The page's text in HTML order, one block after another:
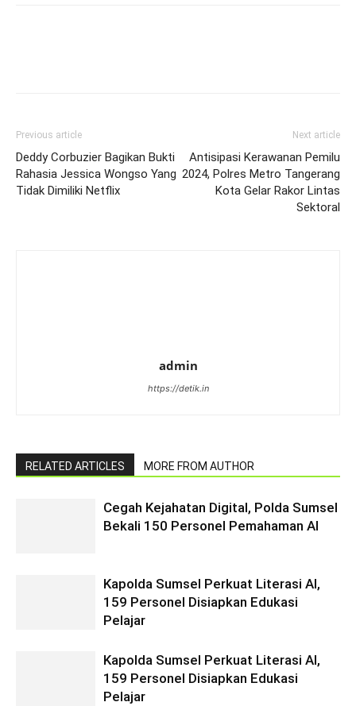
Previous article
Deddy Corbuzier Bagikan Bukti
Rahasia Jessica Wongso Yang
Tidak Dimiliki Netflix
Next article
Antisipasi Kerawanan Pemilu
2024, Polres Metro Tangerang
Kota Gelar Rakor Lintas
Sektoral
admin
https://detik.in
RELATED ARTICLES MORE FROM AUTHOR
Cegah Kejahatan Digital, Polda Sumsel
Bekali 150 Personel Pemahaman AI
Kapolda Sumsel Perkuat Literasi AI,
159 Personel Disiapkan Edukasi
Pelajar
Kapolda Sumsel Perkuat Literasi AI,
159 Personel Disiapkan Edukasi
Pelajar